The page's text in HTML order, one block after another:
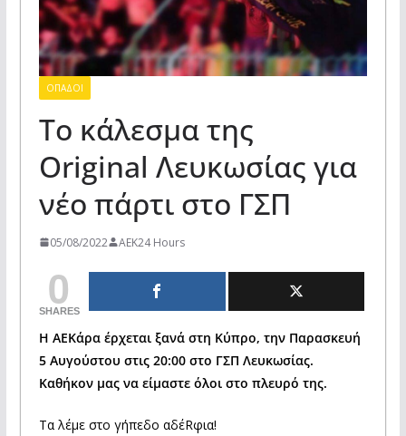
ΟΠΑΔΟΙ
Το κάλεσμα της
Original Λευκωσίας για
νέο πάρτι στο ΓΣΠ
05/08/2022 AEK24 Hours
0
SHARES
Η ΑΕΚάρα έρχεται ξανά στη Κύπρο, την Παρασκευή
5 Αυγούστου στις 20:00 στο ΓΣΠ Λευκωσίας.
Καθήκον μας να είμαστε όλοι στο πλευρό της.
Τα λέμε στο γήπεδο αδέRφια!